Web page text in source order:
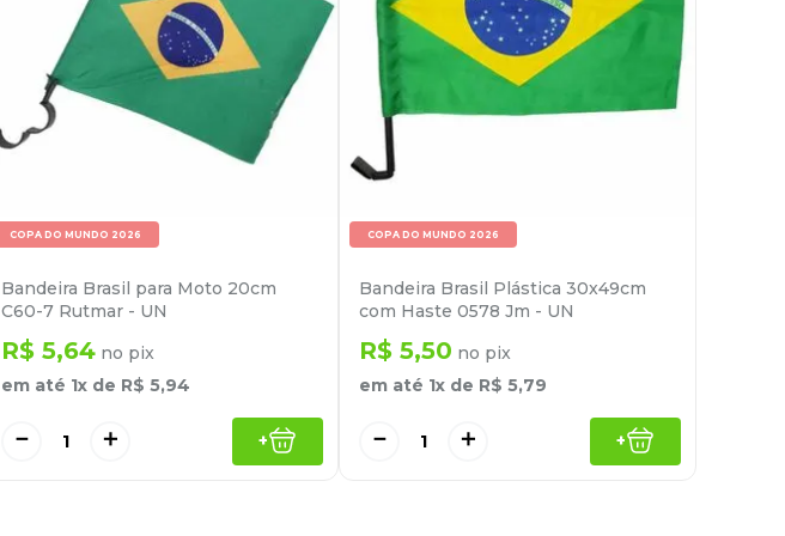
COPA DO MUNDO 2026
Bandeira Brasil para Moto 20cm
C60-7 Rutmar - UN
R$ 5,64 no pix
em até 1x de R$ 5,94
＋
－ +
COPA DO MUNDO 2026
Bandeira Brasil Plástica 30x49cm
com Haste 0578 Jm - UN
R$ 5,50 no pix
em até 1x de R$ 5,79
＋
－ +